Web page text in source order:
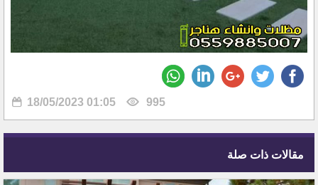
18/05/2023 01:05 995
مقالات ذات صلة